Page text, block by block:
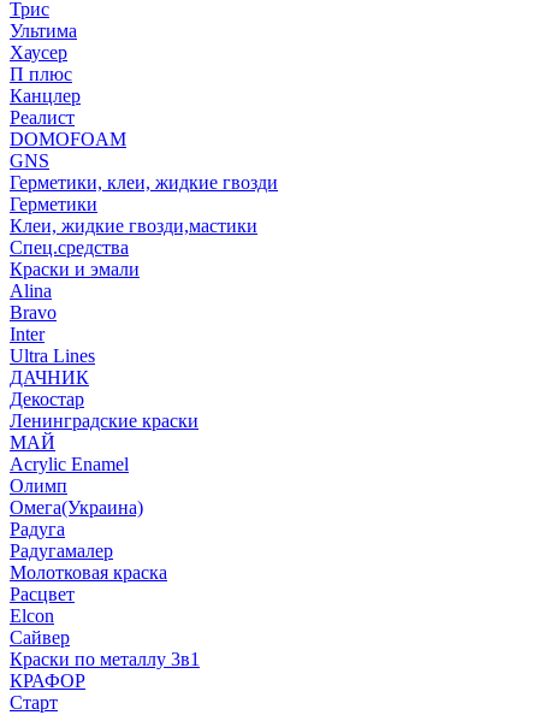
Трис
Ультима
Хаусер
П плюс
Канцлер
Реалист
DOMOFOAM
GNS
Герметики, клеи, жидкие гвозди
Герметики
Клеи, жидкие гвозди,мастики
Спец.средства
Краски и эмали
Alina
Bravo
Inter
Ultra Lines
ДАЧНИК
Декостар
Ленинградские краски
МАЙ
Acrylic Enamel
Олимп
Омега(Украина)
Радуга
Радугамалер
Молотковая краска
Расцвет
Elcon
Сайвер
Краски по металлу 3в1
КРАФОР
Старт